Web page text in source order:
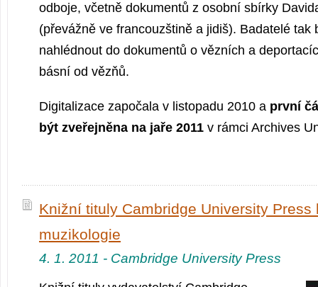
odboje, včetně dokumentů z osobní sbírky
(převážně ve francouzštině a jidiš). Badatelé tak
nahlédnout do dokumentů o vězních a
básní od vězňů.
Digitalizace započala v listopadu 2010 a první
být zveřejněna na jaře 2011 v rámci Archives
Knižní tituly Cambridge University
muzikologie
4. 1. 2011 - Cambridge University Press